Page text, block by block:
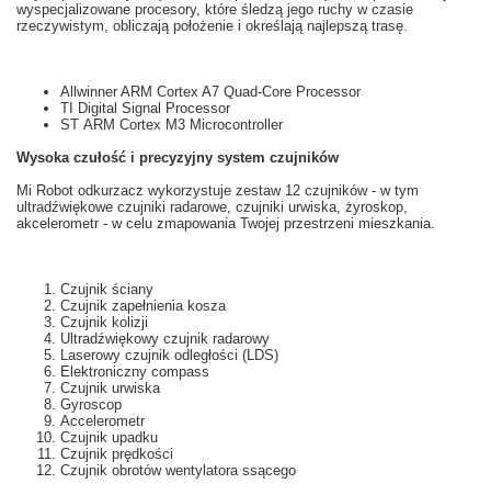
wyspecjalizowane prоcesory, które śledzą jego ruchy w czasie
rzeczywistym, obliczają położenie i określają najlepszą trasę.
Allwinner ARM Cortex A7 Quad-Core Processor
TI Digital Signal Processor
ST ARM Cortex M3 Microcontroller
Wysoka czułość i precyzyjny system czujników
Mi Robot odkurzacz wykorzystuje zestaw 12 czujników - w tym
ultradźwiękowe czujniki radarowe, czujniki urwiska, żyroskop,
akcelerometr - w celu zmapowania Twojej przestrzeni mieszkania.
Czujnik ściany
Czujnik zapełnienia kosza
Czujnik kolizji
Ultradźwiękowy czujnik radarowy
Laserowy czujnik odległości (LDS)
Elektroniczny compass
Czujnik urwiska
Gyroscop
Accelerometr
Czujnik upadku
Czujnik prędkości
Czujnik obrotów wentylatora ssącego